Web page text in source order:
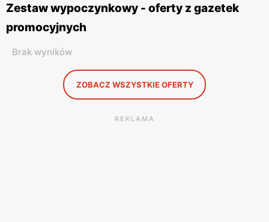
Zestaw wypoczynkowy - oferty z gazetek
promocyjnych
Brak wyników
ZOBACZ WSZYSTKIE OFERTY
REKLAMA